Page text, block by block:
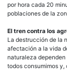
por hora cada 20
poblaciones de la
El tren contra los
La destrucción de la
afectación a la vida
naturaleza
todos consumimos y,